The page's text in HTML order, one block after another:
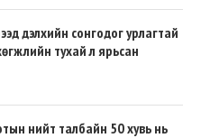
дэлхийн сонгодог урлагтай
тухай л ярьсан
нийт талбайн 50 хувь нь